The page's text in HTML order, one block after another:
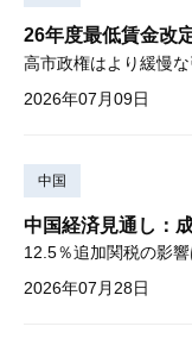
26年度最低賃金改
2026年07月09日
中国
中国経済見通し：
12.5％追加関税の影
2026年07月28日